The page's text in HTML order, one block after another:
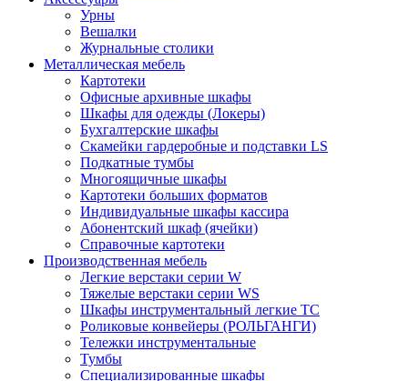
Урны
Вешалки
Журнальные столики
Металлическая мебель
Картотеки
Офисные архивные шкафы
Шкафы для одежды (Локеры)
Бухгалтерские шкафы
Скамейки гардеробные и подставки LS
Подкатные тумбы
Многоящичные шкафы
Картотеки больших форматов
Индивидуальные шкафы кассира
Абонентский шкаф (ячейки)
Справочные картотеки
Производственная мебель
Легкие верстаки серии W
Тяжелые верстаки серии WS
Шкафы инструментальный легкие ТС
Роликовые конвейеры (РОЛЬГАНГИ)
Тележки инструментальные
Тумбы
Специализированные шкафы